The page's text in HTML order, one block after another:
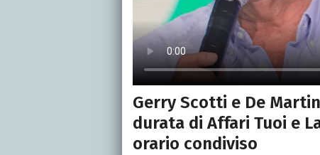
Gerry Scotti e De
durata di Affari Tuoi e
orario condiviso